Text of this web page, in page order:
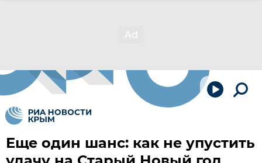
Еще один шанс: как не упустить